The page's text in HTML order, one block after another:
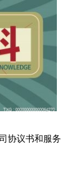
协议书和服务